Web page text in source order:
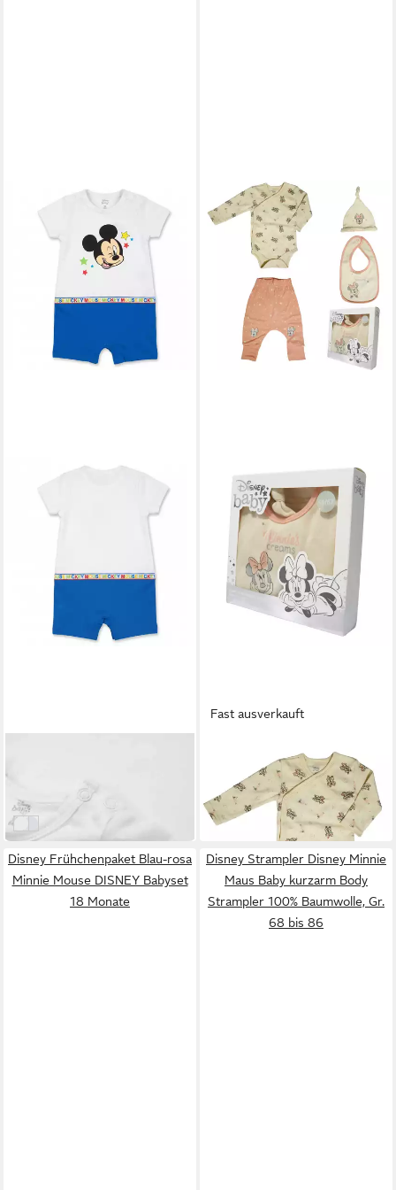
Maus Baby Kleinkind kurzarm
Body Strampler 100%
Baumwolle, Gr. 62 bis 92
13,95 €
Fast ausverkauft
Strampler Disney Minnie
Maus Baby 4 tlg Set Body
Hose Lätzchen Mütze
(Packung Set, 4-tlg) Gr. 56
bis 74, reine Baumwolle
22,90 €
Disney Frühchenpaket Blau-rosa
Minnie Mouse DISNEY Babyset
18 Monate
Disney Strampler Disney Minnie
Maus Baby kurzarm Body
Strampler 100% Baumwolle, Gr.
68 bis 86